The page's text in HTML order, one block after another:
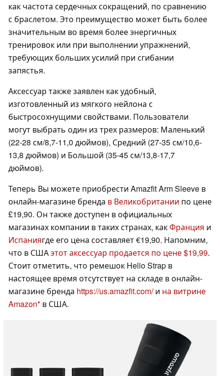
как частота сердечных сокращений, по сравнению
с браслетом. Это преимущество может быть более
значительным во время более энергичных
тренировок или при выполнении упражнений,
требующих больших усилий при сгибании
запястья.
Аксессуар также заявлен как удобный,
изготовленный из мягкого нейлона с
быстросохнущими свойствами. Пользователи
могут выбрать один из трех размеров: Маленький
(22-28 см/8,7-11,0 дюймов), Средний (27-35 см/10,6-
13,8 дюймов) и Большой (35-45 см/13,8-17,7
дюймов).
Теперь Вы можете приобрести Amazfit Arm Sleeve в
онлайн-магазине бренда в Великобритании по цене
£19,90. Он также доступен в официальных
магазинах компании в таких странах, какФранция и
Испаниягде его цена составляет €19,90. Напомним,
что в СШАэтот аксессуар продается по цене $19,99.
Стоит отметить, что ремешок Helio Strap в
настоящее время отсутствует на складе в онлайн-
магазине бренда https://us.amazfit.com/и на витрине
Amazon в США.